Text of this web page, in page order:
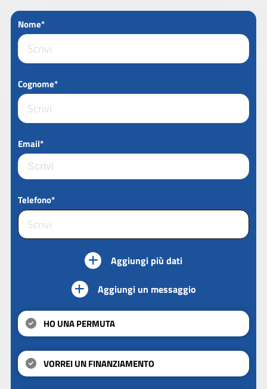
Nome*
Cognome*
Email*
Telefono*
Aggiungi più dati
Aggiungi un messaggio
HO UNA PERMUTA
VORREI UN FINANZIAMENTO